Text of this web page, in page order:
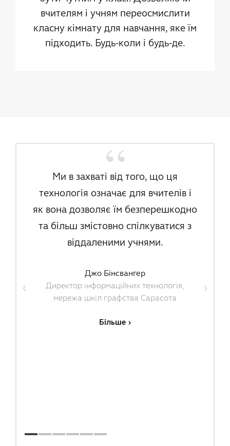
вчителям і учням переосмислити
класну кімнату для навчання, яке їм
підходить. Будь-коли і будь-де.
Ми в захваті від того, що ця
технологія означає для вчителів і
як вона дозволяє їм безперешкодно
та більш змістовно спілкуватися з
віддаленими учнями.
Джо Бінсвангер
Директор інформаційних технологія,
мережа шкіл графства Сарасота
Більше